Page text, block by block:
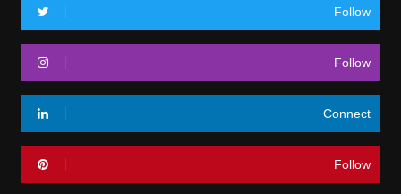
Follow
Follow
Connect
Follow